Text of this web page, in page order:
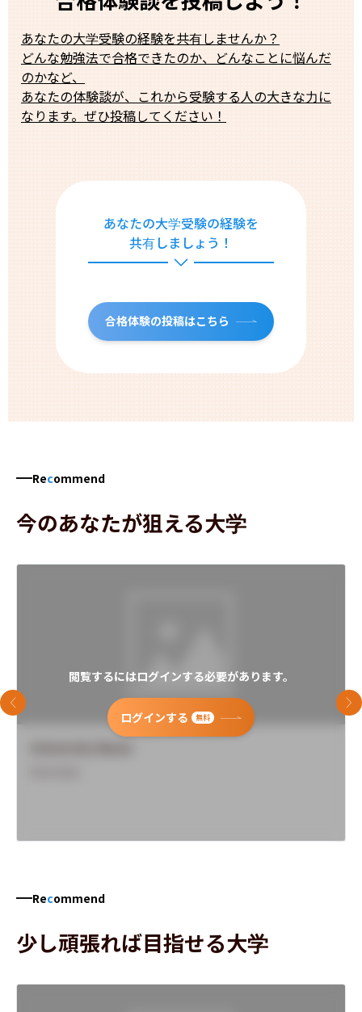
あなたの大学受験の経験を共有しませんか？
どんな勉強法で合格できたのか、どんなことに悩んだ
のかなど、
あなたの体験談が、これから受験する人の大きな力に
なります。ぜひ投稿してください！
あなたの大学受験の経験を
共有しましょう！
合格体験の投稿はこちら
Recommend
今のあなたが狙える大学
閲覧するにはログインする必要があります。
ログインする 無料
前のスライド 次
Recommend
少し頑張れば目指せる大学